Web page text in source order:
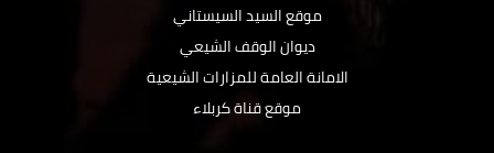
موقع السيد السيستاني
ديوان الوقف الشيعي
الامانة العامة للمزارات الشيعية
موقع قناة كربلاء